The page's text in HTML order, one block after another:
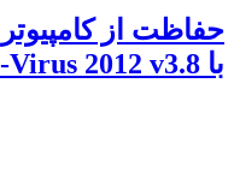
از کامپیوتر